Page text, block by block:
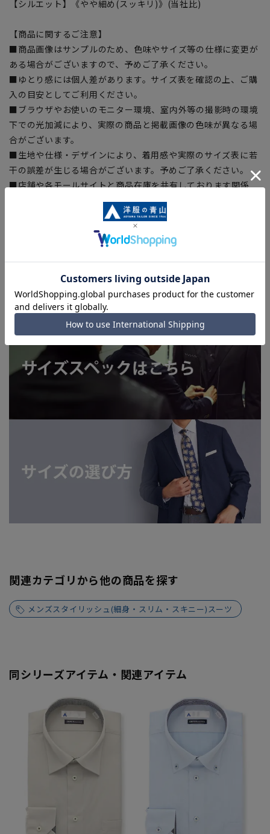
【シルエット】《やや細め(スッキリ)》(当社比)
【商品に関するご注意】
■商品画像はサンプルのため、色味やサイズ等の仕様に変更が
ある場合がございますので、予めご了承ください。
■ゆとり感には個人差があります。サイズ表を確認の上、ご購
入の目安としてご利用ください。
■ブラウザやお使いのモニター環境、室内外等の撮影時の環境
下での光加減により、実際の商品と掲載画像の色味が異なる場
合がございます。
■生地や仕様・デザインにより、着用感や実際のサイズ表に若
干の誤差が生じる場合がございます。予めご了承ください。
■店舗や各モールサイトと商品在庫を共有しております関係
上、ご注文いただいたタイミングにより欠品が発生し、ご注文
を完了できない場合がございます。予めご了承ください。
■お急ぎ発送のご注文につきましても、ご注文のタイミングに
よってはお急ぎ発送サービスを選択できない場合がございま
す。
洗えるスーツはこちら
関連カテゴリから他の商品を探す
メンズスタイリッシュ(細身・スリム・スキニー)スーツ
同シリーズアイテム・関連アイテム